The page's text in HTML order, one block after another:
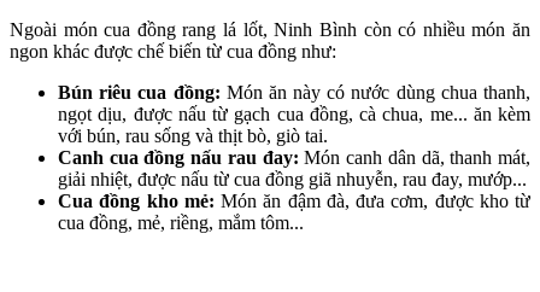
Ngoài món cua đồng rang lá lốt, Ninh Bình còn có nhiều món ăn
ngon khác được chế biến từ cua đồng như:
Bún riêu cua đồng: Món ăn này có nước dùng chua thanh,
ngọt dịu, được nấu từ gạch cua đồng, cà chua, me... ăn kèm
với bún, rau sống và thịt bò, giò tai.
Canh cua đồng nấu rau đay: Món canh dân dã, thanh mát,
giải nhiệt, được nấu từ cua đồng giã nhuyễn, rau đay, mướp...
Cua đồng kho mẻ: Món ăn đậm đà, đưa cơm, được kho từ
cua đồng, mẻ, riềng, mắm tôm...